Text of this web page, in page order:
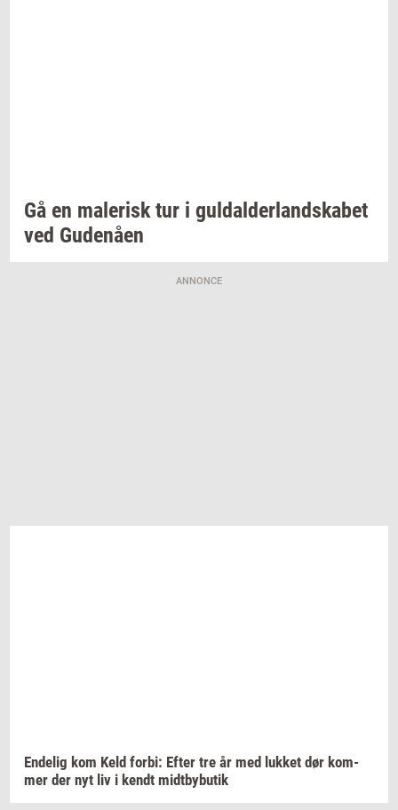
Gå en ma­le­risktur i gul­dal­der­land­ska­bet
ved Gu­denå­en
ANNONCE
En­de­lig kom Keld forbi: Efter tre år med luk­ket dør kom­
mer der nyt liv i kendt midt­by­bu­tik